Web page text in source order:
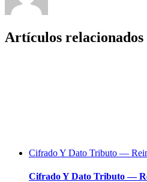
Artículos relacionados
Cifrado Y Dato Tributo —
Cifrado Y Dato Tributo —